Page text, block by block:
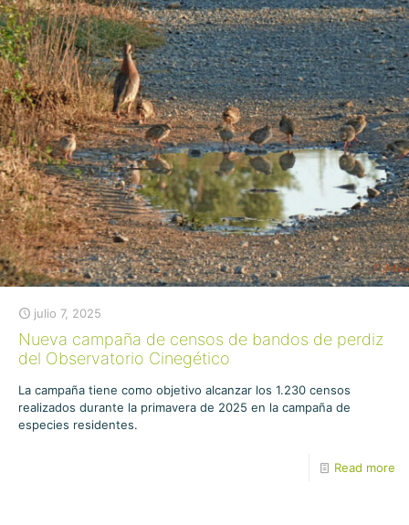
julio 7, 2025
Nueva campaña de censos de bandos de perdiz
del Observatorio Cinegético
La campaña tiene como objetivo alcanzar los 1.230 censos
realizados durante la primavera de 2025 en la campaña de
especies residentes.
Read more